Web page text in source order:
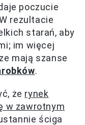
poczucie
rezultacie
starań, aby
im więcej
mają szanse
.
że rynek
w zawrotnym
ściga